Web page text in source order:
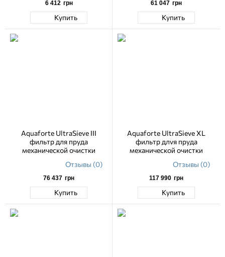
6 412 грн
Купить
61 047 грн
Купить
Aquaforte UltraSieve III
фильтр для пруда
механической очистки
Отзывы (0)
76 437 грн
Купить
Aquaforte UltraSieve XL
фильтр длvя пруда
механической очистки
Отзывы (0)
117 990 грн
Купить